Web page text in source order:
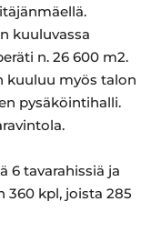
kuuluvassa
n. 26 600 m2.
kuuluu myös talon
pysäköintihalli.
6 tavarahissiä ja
360 kpl, joista 285